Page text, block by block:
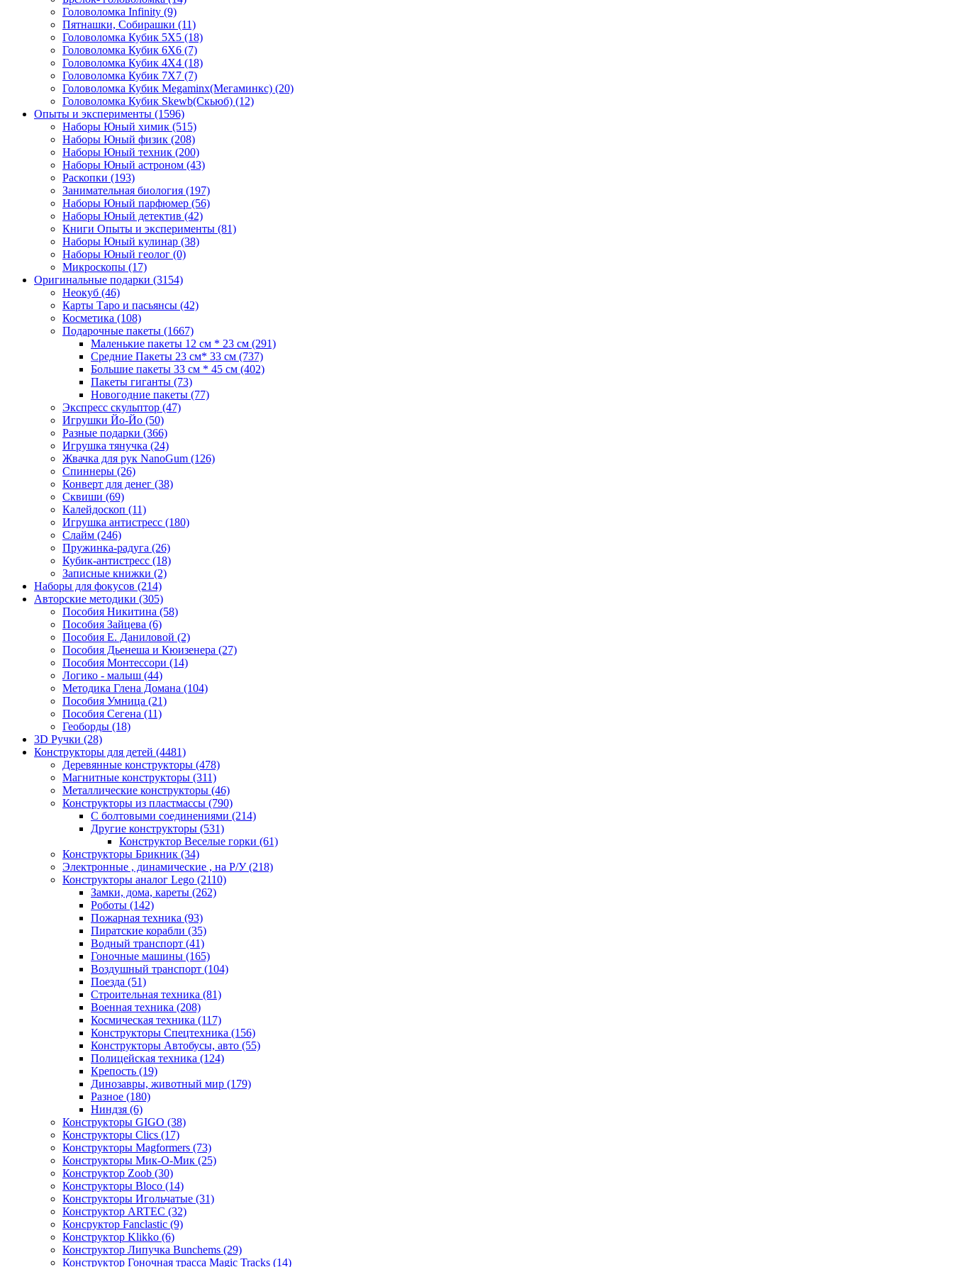
Головоломка Infinity (9)
Пятнашки, Собирашки (11)
Головоломка Кубик 5Х5 (18)
Головоломка Кубик 6Х6 (7)
Головоломка Кубик 4Х4 (18)
Головоломка Кубик 7Х7 (7)
Головоломка Кубик Megaminx(Мегаминкс) (20)
Головоломка Кубик Skewb(Скьюб) (12)
Опыты и эксперименты (1596)
Наборы Юный химик (515)
Наборы Юный физик (208)
Наборы Юный техник (200)
Наборы Юный астроном (43)
Раскопки (193)
Занимательная биология (197)
Наборы Юный парфюмер (56)
Наборы Юный детектив (42)
Книги Опыты и эксперименты (81)
Наборы Юный кулинар (38)
Наборы Юный геолог (0)
Микроскопы (17)
Оригинальные подарки (3154)
Неокуб (46)
Карты Таро и пасьянсы (42)
Косметика (108)
Подарочные пакеты (1667)
Маленькие пакеты 12 см * 23 см (291)
Средние Пакеты 23 см* 33 см (737)
Большие пакеты 33 см * 45 см (402)
Пакеты гиганты (73)
Новогодние пакеты (77)
Экспресс скульптор (47)
Игрушки Йо-Йо (50)
Разные подарки (366)
Игрушка тянучка (24)
Жвачка для рук NanoGum (126)
Спиннеры (26)
Конверт для денег (38)
Сквиши (69)
Калейдоскоп (11)
Игрушка антистресс (180)
Слайм (246)
Пружинка-радуга (26)
Кубик-антистресс (18)
Записные книжки (2)
Наборы для фокусов (214)
Авторские методики (305)
Пособия Никитина (58)
Пособия Зайцева (6)
Пособия Е. Даниловой (2)
Пособия Дьенеша и Кюизенера (27)
Пособия Монтессори (14)
Логико - малыш (44)
Методика Глена Домана (104)
Пособия Умница (21)
Пособия Сегена (11)
Геоборды (18)
3D Ручки (28)
Конструкторы для детей (4481)
Деревянные конструкторы (478)
Магнитные конструкторы (311)
Металлические конструкторы (46)
Конструкторы из пластмассы (790)
С болтовыми соединениями (214)
Другие конструкторы (531)
Конструктор Веселые горки (61)
Конструкторы Брикник (34)
Электронные , динамические , на Р/У(218)
Конструкторы аналог Lego (2110)
Замки, дома, кареты (262)
Роботы (142)
Пожарная техника (93)
Пиратские корабли (35)
Водный транспорт (41)
Гоночные машины (165)
Воздушный транспорт (104)
Поезда (51)
Строительная техника (81)
Военная техника (208)
Космическая техника (117)
Конструкторы Спецтехника (156)
Конструкторы Автобусы, авто (55)
Полицейская техника (124)
Крепость (19)
Динозавры, животный мир (179)
Разное (180)
Ниндзя (6)
Конструкторы GIGO (38)
Конструкторы Clics (17)
Конструкторы Magformers (73)
Конструкторы Мик-О-Мик (25)
Конструктор Zoob (30)
Конструкторы Bloco (14)
Конструкторы Игольчатые (31)
Конструктор ARTEC (32)
Консруктор Fanclastic (9)
Конструктор Klikko (6)
Конструктор Липучка Bunchems (29)
Конструктор Гоночная трасса Magic Tracks (14)